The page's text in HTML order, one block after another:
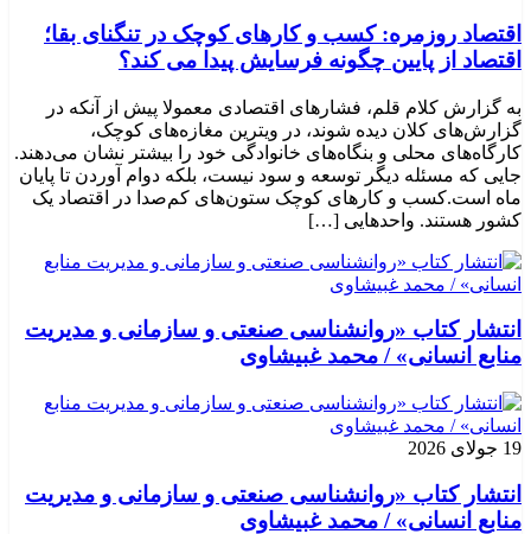
اقتصاد روزمره: کسب‌ و کارهای کوچک در تنگنای بقا؛
اقتصاد از پایین چگونه فرسایش پیدا می کند؟
به گزارش کلام قلم، فشارهای اقتصادی معمولا پیش از آنکه در
گزارش‌های کلان دیده شوند، در ویترین مغازه‌های کوچک،
کارگاه‌های محلی و بنگاه‌های خانوادگی خود را بیشتر نشان می‌دهند.
جایی که مسئله دیگر توسعه و سود نیست، بلکه دوام آوردن تا پایان
ماه است.کسب‌ و کارهای کوچک ستون‌های کم‌صدا در اقتصاد یک
کشور هستند. واحدهایی […]
انتشار کتاب «روانشناسی صنعتی و سازمانی و مدیریت
منابع انسانی» / محمد غبیشاوی
19 جولای 2026
انتشار کتاب «روانشناسی صنعتی و سازمانی و مدیریت
منابع انسانی» / محمد غبیشاوی